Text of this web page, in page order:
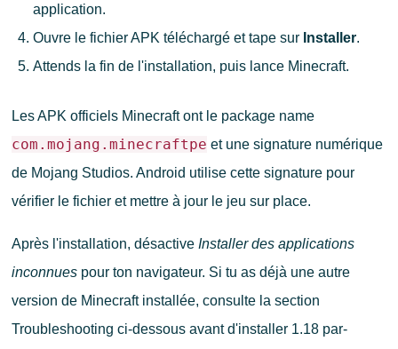
application.
Ouvre le fichier APK téléchargé et tape sur Installer.
Attends la fin de l'installation, puis lance Minecraft.
Les APK officiels Minecraft ont le package name
com.mojang.minecraftpe et une signature numérique
de Mojang Studios. Android utilise cette signature pour
vérifier le fichier et mettre à jour le jeu sur place.
Après l'installation, désactive Installer des applications
inconnuespour ton navigateur. Si tu as déjà une autre
version de Minecraft installée, consulte la section
Troubleshooting ci-dessous avant d'installer 1.18 par-